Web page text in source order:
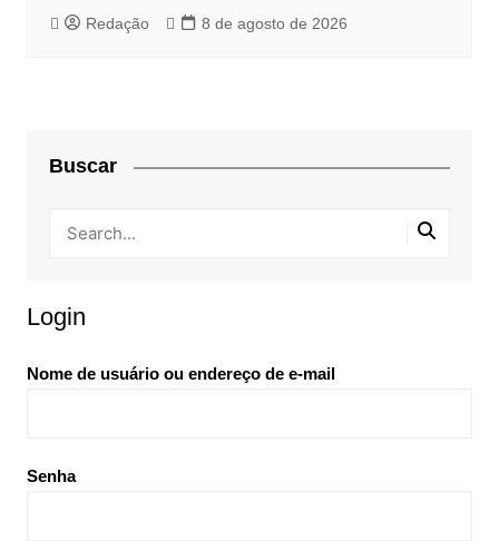
Redação 8 de agosto de 2026
Buscar
Login
Nome de usuário ou endereço de e-mail
Senha